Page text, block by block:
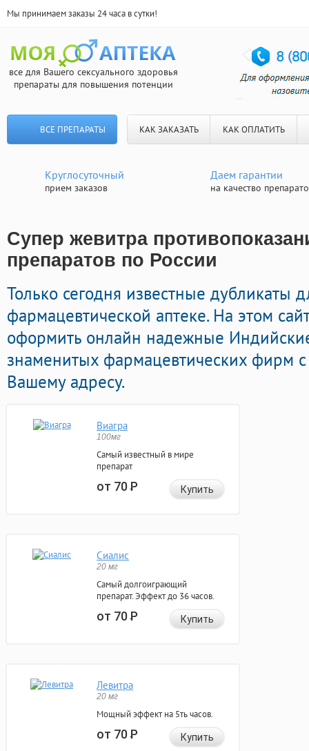
Мы принимаем заказы 24 часа в сутки!
все для Вашего сексуального здоровья
препараты для повышения потенции
ВСЕ ПРЕПАРАТЫ КАК ЗАКАЗАТЬ КАК ОПЛАТИТЬ
Круглосуточный
прием заказов
Даем гарантии
на качество
Супер жевитра
препаратов по России
Только сегодня известные дубликаты
фармацевтической аптеке. На этом
оформить онлайн надежные
знаменитых фармацевтических фирм с
Вашему адресу.
Виагра
100мг
Самый известный в мире
препарат
от 70Р Купить
Сиалис
20 мг
Самый долгоиграющий
препарат. Эффект до 36 часов.
от 70Р Купить
Левитра
20 мг
Мощный эффект на 5ть часов.
от 70Р Купить